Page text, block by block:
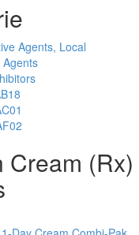
Agents, Local
Cream